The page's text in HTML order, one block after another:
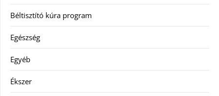
Béltisztító kúra program
Egészség
Egyéb
Ékszer